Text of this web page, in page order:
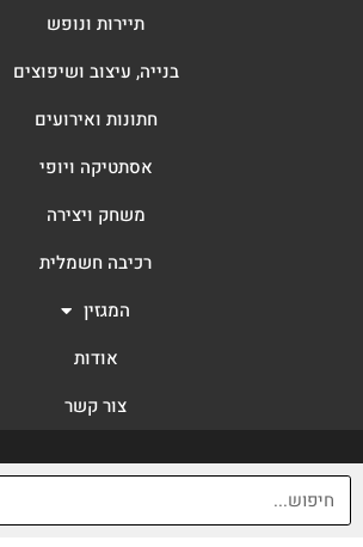
תיירות ונופש
בנייה, עיצוב ושיפוצים
חתונות ואירועים
אסתטיקה ויופי
משחק ויצירה
רכיבה חשמלית
המגזין
אודות
צור קשר